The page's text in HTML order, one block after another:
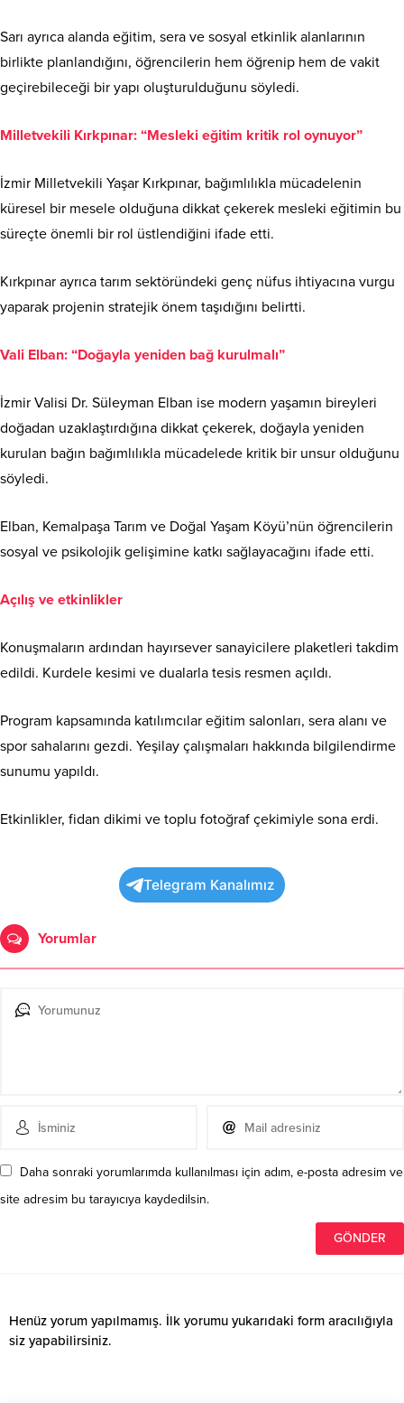
Sarı ayrıca alanda eğitim, sera ve sosyal etkinlik alanlarının
birlikte planlandığını, öğrencilerin hem öğrenip hem de vakit
geçirebileceği bir yapı oluşturulduğunu söyledi.
Milletvekili Kırkpınar: “Mesleki eğitim kritik rol oynuyor”
İzmir Milletvekili Yaşar Kırkpınar, bağımlılıkla mücadelenin
küresel bir mesele olduğuna dikkat çekerek mesleki eğitimin bu
süreçte önemli bir rol üstlendiğini ifade etti.
Kırkpınar ayrıca tarım sektöründeki genç nüfus ihtiyacına vurgu
yaparak projenin stratejik önem taşıdığını belirtti.
Vali Elban: “Doğayla yeniden bağ kurulmalı”
İzmir Valisi Dr. Süleyman Elban ise modern yaşamın bireyleri
doğadan uzaklaştırdığına dikkat çekerek, doğayla yeniden
kurulan bağın bağımlılıkla mücadelede kritik bir unsur olduğunu
söyledi.
Elban, Kemalpaşa Tarım ve Doğal Yaşam Köyü’nün öğrencilerin
sosyal ve psikolojik gelişimine katkı sağlayacağını ifade etti.
Açılış ve etkinlikler
Konuşmaların ardından hayırsever sanayicilere plaketleri takdim
edildi. Kurdele kesimi ve dualarla tesis resmen açıldı.
Program kapsamında katılımcılar eğitim salonları, sera alanı ve
spor sahalarını gezdi. Yeşilay çalışmaları hakkında bilgilendirme
sunumu yapıldı.
Etkinlikler, fidan dikimi ve toplu fotoğraf çekimiyle sona erdi.
Telegram Kanalımız
Yorumlar
Daha sonraki yorumlarımda kullanılması için adım, e-posta adresim ve
site adresim bu tarayıcıya kaydedilsin.
Henüz yorum yapılmamış. İlk yorumu yukarıdaki form aracılığıyla
siz yapabilirsiniz.